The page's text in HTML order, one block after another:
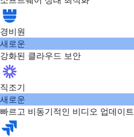
경비원
새로운
강화된 클라우드 보안
직조기
새로운
빠르고 비동기적인 비디오 업데이트